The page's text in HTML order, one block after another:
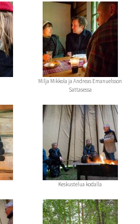
Milja Mikkola ja Andreas Emanuelsson
Sattasessa
Keskustelua kodalla